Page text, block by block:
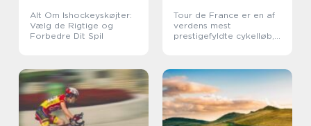
Alt Om Ishockeyskøjter:
Vælg de Rigtige og
Forbedre Dit Spil
Tour de France er en af
verdens mest
prestigefyldte cykelløb,